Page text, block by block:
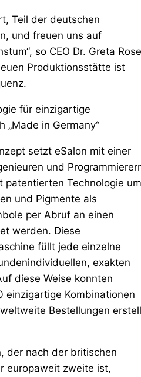
Teil der deutschen
und freuen uns auf
so CEO Dr. Greta Rose
Produktionsstätte ist
für einzigartige
„Made in Germany“
setzt eSalon mit einer
und
patentierten Technologie
und Pigmente als
per Abruf an einen
werden. Diese
füllt jede einzelne
exakten
diese Weise konnten
Kombinationen
Bestellungen
der nach der britischen
europaweit zweite ist,